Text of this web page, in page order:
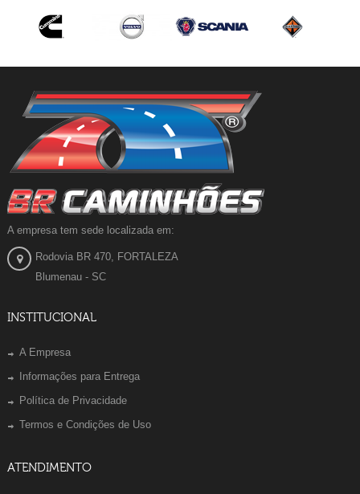
A empresa tem sede localizada em:
Rodovia BR 470, FORTALEZA
Blumenau - SC
INSTITUCIONAL
A Empresa
Informações para Entrega
Política de Privacidade
Termos e Condições de Uso
ATENDIMENTO